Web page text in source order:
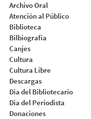
Archivo Oral
Atención al Público
Biblioteca
Bilbiografia
Canjes
Cultura
Cultura Libre
Descargas
Dia del Bibliotecario
Dia del Periodista
Donaciones